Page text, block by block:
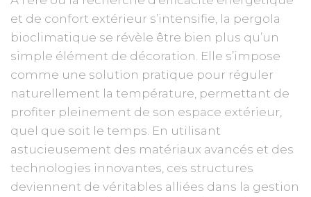
et de confort extérieur s’intensifie, la pergola
bioclimatique se révèle être bien plus qu’un
simple élément de décoration. Elle s’impose
comme une solution pratique pour réguler
naturellement la température, permettant de
profiter pleinement de son espace extérieur,
quel que soit le temps. En utilisant
astucieusement des matériaux avancés et des
technologies innovantes, ces structures
deviennent de véritables alliées dans la gestion